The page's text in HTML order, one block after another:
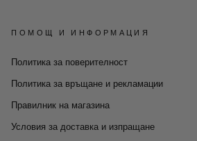
ПОМОЩ И ИНФОРМАЦИЯ
Политика за поверителност
Политика за връщане и рекламации
Правилник на магазина
Условия за доставка и изпращане